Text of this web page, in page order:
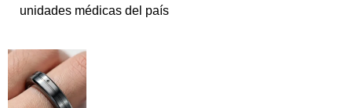
unidades médicas del país